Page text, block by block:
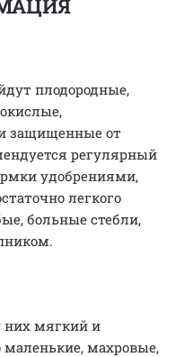
плодородные,
защищенные от
регулярный
удобрениями,
легкого
больные стебли,
них мягкий и
махровые,